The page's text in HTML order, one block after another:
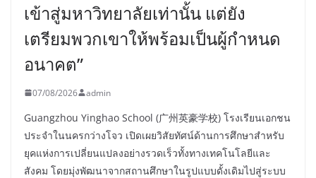
เข้าสู่มหาวิทยาลัยเท่านั้น แต่ยัง
เตรียมพวกเขาให้พร้อมเป็นผู้กำหนด
อนาคต”
07/08/2026 admin
Guangzhou Yinghao School (广州英豪学校) โรงเรียนเอกชน
ประจำในนครกว่างโจว เปิดเผยวิสัยทัศน์ด้านการศึกษาสำหรับ
ยุคแห่งการเปลี่ยนแปลงอย่างรวดเร็วทั้งทางเทคโนโลยีและ
สังคม โดยมุ่งพัฒนาจากสถานศึกษาในรูปแบบดั้งเดิมไปสู่ระบบ